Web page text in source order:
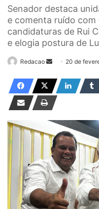
Senador destaca
e comenta ruído
candidaturas de Rui
e elogia postura de
Redacao
n
d
e
u
m
e
-
m
a
i
l
20 de